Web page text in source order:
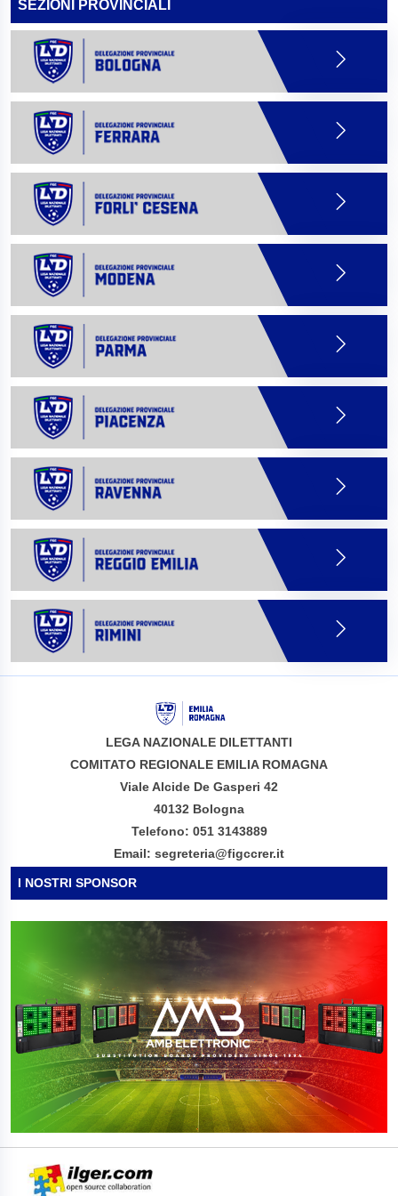
SEZIONI PROVINCIALI
LEGA NAZIONALE DILETTANTI
COMITATO REGIONALE EMILIA ROMAGNA
Viale Alcide De Gasperi 42
40132 Bologna
Telefono: 051 3143889
Email: segreteria@figccrer.it
I NOSTRI SPONSOR